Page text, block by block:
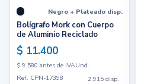
Negro + Plateado disp.
Bolígrafo Mork con Cuerpo
de Aluminio Reciclado
$ 11.400
$ 9.580 antes de IVAUnd.
Ref. CPN-17398
2.915 disp.